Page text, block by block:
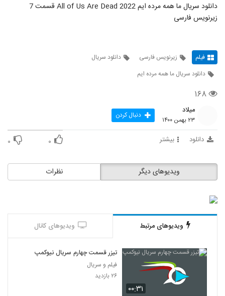
دانلود سریال ما همه مرده ایم All of Us Are Dead 2022 قسمت 7
زیرنویس فارسی
فیلم زیرنویس فارسی
دانلود سریال
دانلود سریال ما همه مرده ایم
۱۶۸
میلاد
۲۳ بهمن ۱۴۰۰ دنبال کردن
دانلود بیشتر ۰ ۰
نظرات ویدیوهای دیگر
ویدیوهای مرتبط ویدیوهای کانال
۰۰:۳۱
تیزر قسمت چهارم سریال نیوکمپ
فیلم و سریال
۲۶ بازدید